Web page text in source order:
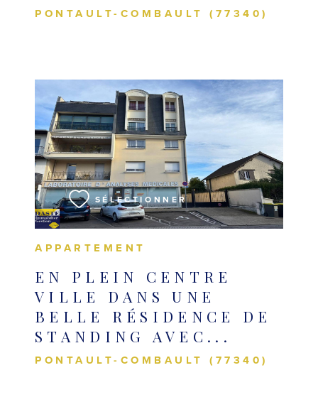
PONTAULT-COMBAULT (77340)
APPARTEMENT
EN PLEIN CENTRE
VILLE DANS UNE
BELLE RÉSIDENCE DE
STANDING AVEC...
PONTAULT-COMBAULT (77340)
SÉLECTIONNER
VOIR LE BIEN